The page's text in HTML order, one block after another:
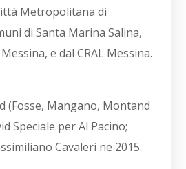
Metropolitana di
di Santa Marina Salina,
e dal CRAL Messina.
(Fosse, Mangano, Montand
Speciale per Al Pacino;
Cavaleri ne 2015.